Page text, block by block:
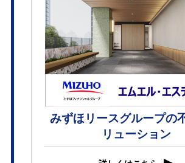
みずほリースグループの
リューション